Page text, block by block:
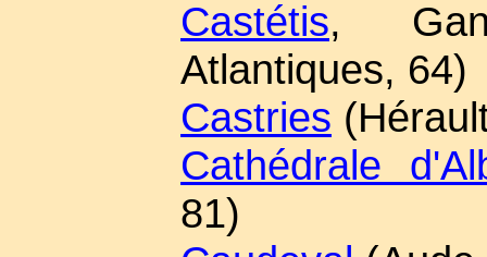
Castétis,
Atlantiques, 64)
Castries
Cathédrale
81)